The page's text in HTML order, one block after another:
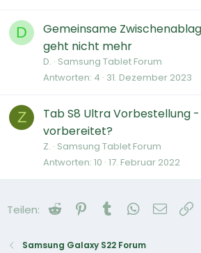
D
Gemeinsame
geht nicht mehr
D. Samsung Tablet Forum
Antworten 4 31. Dezember 2023
Z
Tab S8 Ultra Vorbestellung
vorbereitet?
Z. Samsung Tablet Forum
Antworten 10 17. Februar 2022
Teilen: Reddit Pinterest
Tumblr WhatsApp
E-Mail
Samsung Galaxy S22 Forum